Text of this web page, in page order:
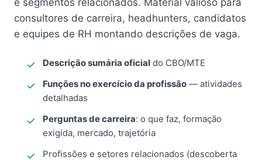
e segmentos relacionados. Material valioso para
consultores de carreira, headhunters, candidatos
e equipes de RH montando descrições de vaga.
Descrição sumária oficial do CBO/MTE
Funções no exercício da profissão — atividades
detalhadas
Perguntas de carreira: o que faz, formação
exigida, mercado, trajetória
Profissões e setores relacionados (descoberta